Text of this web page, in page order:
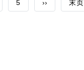
页
5 下
›› 末
末页